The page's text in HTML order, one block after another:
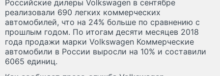
Российские дилеры Volkswagen в сентябре
реализовали 690 легких коммерческих
автомобилей, что на 24% больше по сравнению с
прошлым годом. По итогам десяти месяцев 2018
года продажи марки Volkswagen Коммерческие
автомобили в России выросли на 10% и составили
6065 единиц.